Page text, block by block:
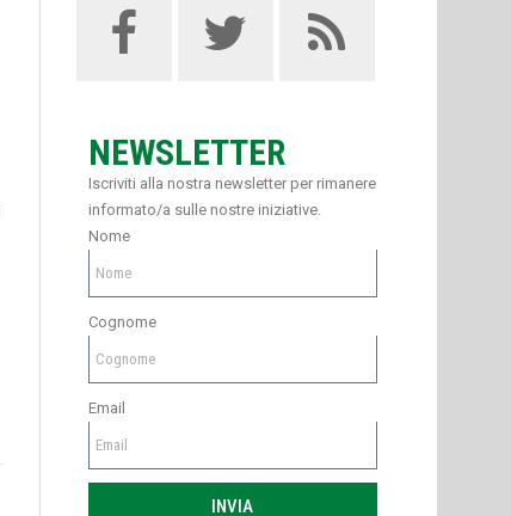
NEWSLETTER
Iscriviti alla nostra newsletter per rimanere
informato/a sulle nostre iniziative.
Nome
Cognome
Email
INVIA